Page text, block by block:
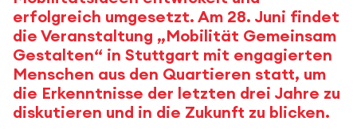
erfolgreich umgesetzt. Am 28. Juni findet
die Veranstaltung „Mobilität Gemeinsam
Gestalten“ in Stuttgart mit engagierten
Menschen aus den Quartieren statt, um
die Erkenntnisse der letzten drei Jahre zu
diskutieren und in die Zukunft zu blicken.